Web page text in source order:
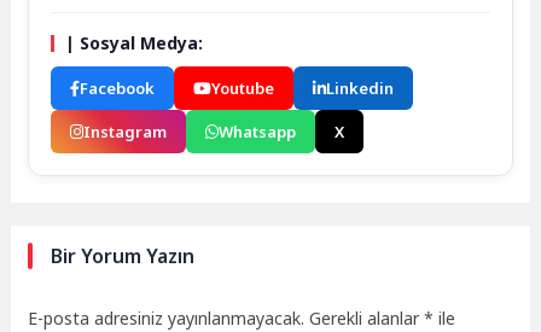
| Sosyal Medya:
Facebook Youtube
Linkedin
Instagram
Whatsapp X
Bir Yorum Yazın
E-posta adresiniz yayınlanmayacak. Gerekli alanlar* ile